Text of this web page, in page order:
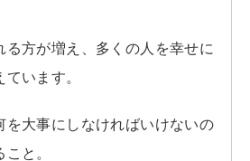
る方が増え、多くの人を幸せに
います。
を大事にしなければいけないの
と。